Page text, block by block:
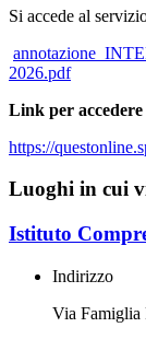
Si accede al
2026.pdf
Link per
https://
Luoghi in cui
Istituto
Indirizzo
Via Famiglia